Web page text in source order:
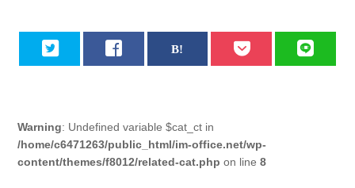
Warning: Undefined variable $cat_ct in
/home/c6471263/public_html/im-office.net/wp-
content/themes/f8012/related-cat.php on line8